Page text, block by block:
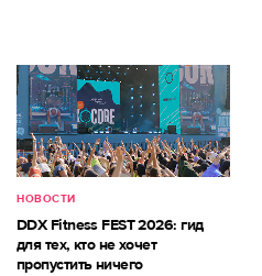
НОВОСТИ
DDX Fitness FEST 2026: гид
для тех, кто не хочет
пропустить ничего